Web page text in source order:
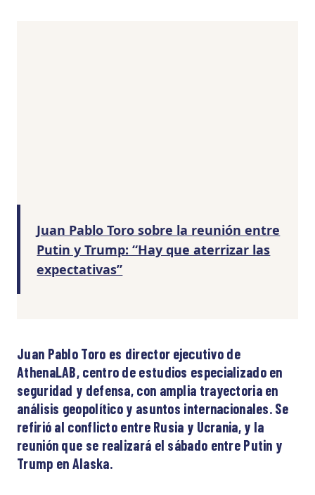
Juan Pablo Toro sobre la reunión entre
Putin y Trump: “Hay que aterrizar las
expectativas”
Juan Pablo Toro es director ejecutivo de
AthenaLAB, centro de estudios especializado en
seguridad y defensa, con amplia trayectoria en
análisis geopolítico y asuntos internacionales. Se
refirió al conflicto entre Rusia y Ucrania, y la
reunión que se realizará el sábado entre Putin y
Trump en Alaska.